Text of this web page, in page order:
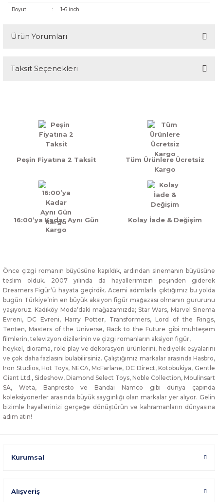
Boyut : 1-6 inch
Ürün Yorumları
Bu ürüne ilk yorumu siz yapın!
Taksit Seçenekleri
Peşin Fiyatına 2 Taksit
Tüm Ürünlere Ücretsiz
Kargo
16:00’ya Kadar Aynı Gün
Kargo
Kolay İade & Değişim
Önce çizgi romanın büyüsüne kapıldık, ardından sinemanın büyüsüne
teslim olduk. 2007 yılında da hayallerimizin peşinden giderek
Dreamers Figür’ü hayata geçirdik. Acemi adımlarla çıktığımız bu yolda
bugün Türkiye’nin en büyük aksiyon figür mağazası olmanın gururunu
yaşıyoruz. Kadıköy Moda’daki mağazamızda; Star Wars, Marvel Sinema
Evreni, DC Evreni, Harry Potter, Transformers, Lord of the Rings,
Tenten, Masters of the Universe, Back to the Future gibi muhteşem
filmlerin, televizyon dizilerinin ve çizgi romanların aksiyon figür,
heykel, diorama, role play ve dekorasyon ürünlerini, hediyelik eşyalarını
ve çok daha fazlasını bulabilirsiniz. Çalıştığımız markalar arasında Hasbro,
Iron Studios, Hot Toys, NECA, McFarlane, DC Direct, Kotobukiya, Gentle
Giant Ltd., Sideshow, Diamond Select Toys, Noble Collection, Moulinsart
SA, Weta, Banpresto ve Bandai Namco gibi dünya çapında
koleksiyonerler arasında büyük saygınlığı olan markalar yer alıyor. Gelin
bizimle hayallerinizi gerçeğe dönüştürün ve kahramanların dünyasına
adım atın!
Kurumsal
Alışveriş